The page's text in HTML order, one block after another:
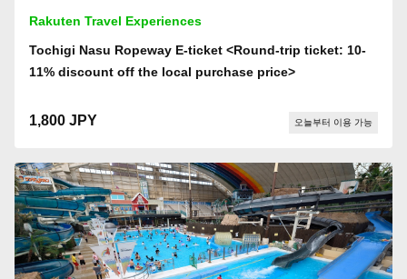
Rakuten Travel Experiences
Tochigi Nasu Ropeway E-ticket <Round-trip ticket: 10-
11% discount off the local purchase price>
1,800 JPY 오늘부터 이용 가능